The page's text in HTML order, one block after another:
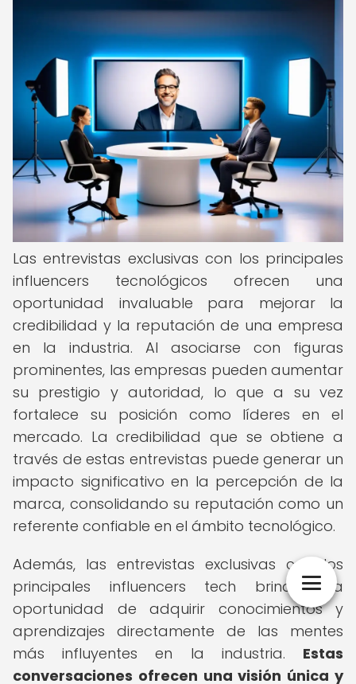
Las entrevistas exclusivas con los principales
influencers tecnológicos ofrecen una
oportunidad invaluable para mejorar la
credibilidad y la reputación de una empresa
en la industria. Al asociarse con figuras
prominentes, las empresas pueden aumentar
su prestigio y autoridad, lo que a su vez
fortalece su posición como líderes en el
mercado. La credibilidad que se obtiene a
través de estas entrevistas puede generar un
impacto significativo en la percepción de la
marca, consolidando su reputación como un
referente confiable en el ámbito tecnológico.
Además, las entrevistas exclusivas con los
principales influencers tech brindan la
oportunidad de adquirir conocimientos y
aprendizajes directamente de las mentes
más influyentes en la industria. Estas
conversaciones ofrecen una visión única y